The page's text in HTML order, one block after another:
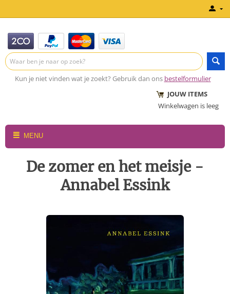
Kun je niet vinden wat je zoekt? Gebruik dan ons bestelformulier
JOUW ITEMS
Winkelwagen is leeg
MENU
De zomer en het meisje -
Annabel Essink